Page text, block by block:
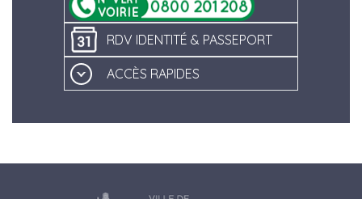
RDV IDENTITÉ & PASSEPORT
ACCÈS RAPIDES